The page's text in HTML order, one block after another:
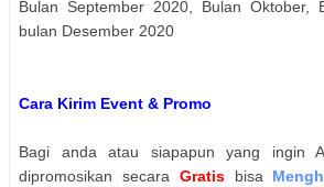
Bulan September 2020, Bulan Oktober,
bulan Desember 2020
Cara Kirim Event & Promo
Bagi anda atau siapapun yang ingin
dipromosikan secara Gratisbisa